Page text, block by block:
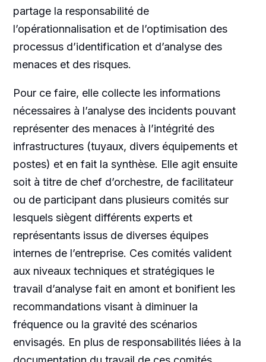
partage la responsabilité de
l’opérationnalisation et de l’optimisation des
processus d’identification et d’analyse des
menaces et des risques.
Pour ce faire, elle collecte les informations
nécessaires à l’analyse des incidents pouvant
représenter des menaces à l’intégrité des
infrastructures (tuyaux, divers équipements et
postes) et en fait la synthèse. Elle agit ensuite
soit à titre de chef d’orchestre, de facilitateur
ou de participant dans plusieurs comités sur
lesquels siègent différents experts et
représentants issus de diverses équipes
internes de l’entreprise. Ces comités valident
aux niveaux techniques et stratégiques le
travail d’analyse fait en amont et bonifient les
recommandations visant à diminuer la
fréquence ou la gravité des scénarios
envisagés. En plus de responsabilités liées à la